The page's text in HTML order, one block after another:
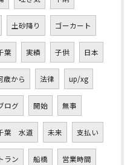
土砂降り ゴーカート
葉 実績 子供 日本
歳から 法律 up/xg
ログ 開始 無事
葉 水道 未来 支払い
ラン 船橋 営業時間